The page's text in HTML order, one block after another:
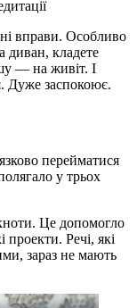
вправи. Особливо
диван, кладете
— на живіт. І
Дуже заспокоює.
перейматися
у трьох
Це допомогло
проекти. Речі, які
зараз не мають